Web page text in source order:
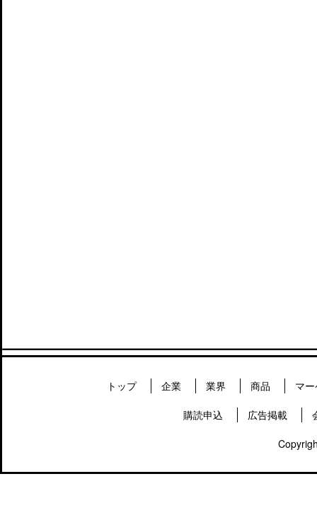
トップ 企業 業界 商品 マ
購読申込 広告掲載